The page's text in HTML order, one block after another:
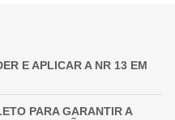
E APLICAR A NR 13 EM
PARA GARANTIR A